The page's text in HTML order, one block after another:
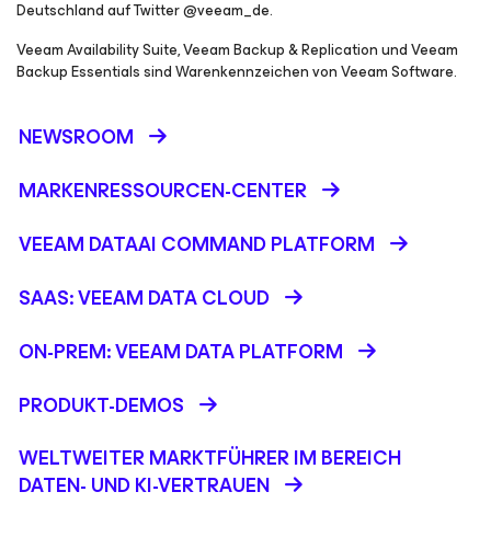
Deutschland auf Twitter @veeam_de.
Veeam Availability Suite, Veeam Backup & Replication und Veeam
Backup Essentials sind Warenkennzeichen von Veeam Software.
NEWSROOM
MARKENRESSOURCEN-CENTER
VEEAM DATAAI COMMAND PLATFORM
SAAS: VEEAM DATA CLOUD
ON-PREM: VEEAM DATA PLATFORM
PRODUKT-DEMOS
WELTWEITER MARKTFÜHRER IM BEREICH
DATEN- UND KI-VERTRAUEN